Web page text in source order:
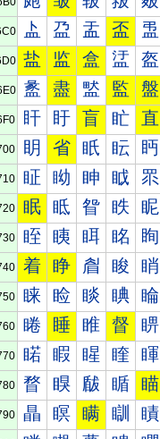
盀 盁 盂 盃 盄
盐 监 盒 盓 盔
盠 盡 盢 監 盤
盰 盱 盲 盳 直
眀 省 眂 眃 眄
眐 眑 眒 眓 眔
眠 眡 眢 眣 眤
眰 眱 眲 眳 眴
着 睁 睂 睃 睄
睐 睑 睒 睓 睔
睠 睡 睢 督 睤
睰 睱 睲 睳 睴
瞀 瞁 瞂 瞃 瞄
瞐 瞑 瞒 瞓 瞔